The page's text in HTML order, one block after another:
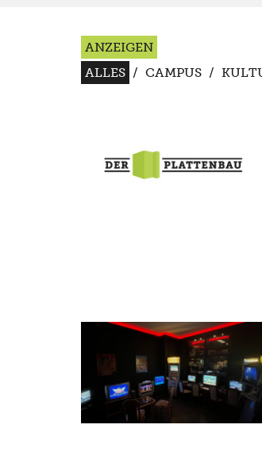
ANZEIGEN
ALLES / CAMPUS /